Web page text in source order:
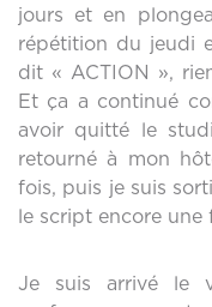
jours et en
répétition du jeudi
dit « ACTION »,
Et ça a continué
avoir quitté le
retourné à mon
fois, puis je suis
le script encore une
Je suis arrivé le